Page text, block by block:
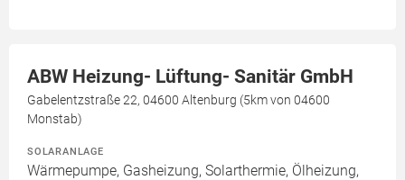
ABW Heizung- Lüftung- Sanitär GmbH
Gabelentzstraße 22, 04600 Altenburg (5km von 04600
Monstab)
SOLARANLAGE
Wärmepumpe, Gasheizung, Solarthermie, Ölheizung,